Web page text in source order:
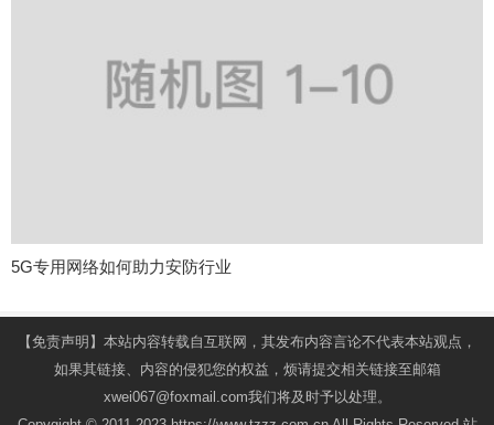
5G专用网络如何助力安防行业
【免责声明】本站内容转载自互联网，其发布内容言论不代表本站观点，
如果其链接、内容的侵犯您的权益，烦请提交相关链接至邮箱
xwei067@foxmail.com我们将及时予以处理。